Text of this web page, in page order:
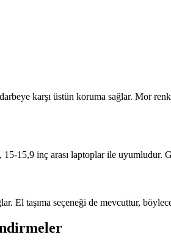
karşı üstün koruma sağlar. Mor
15,9 inç arası laptoplar ile uyumludur.
El taşıma seçeneği de mevcuttur,